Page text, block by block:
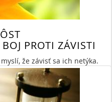
PROTI ZÁVISTI
že závisť sa ich netýka.
"Dokážeš sa úprimne tešiť z
sa rýchlo zmení.